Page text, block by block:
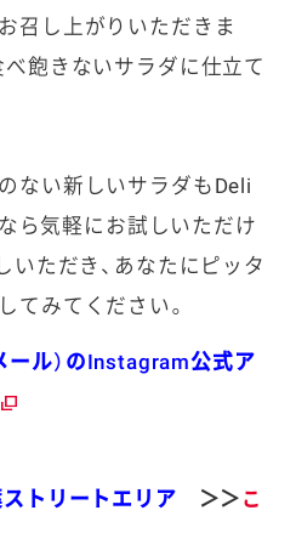
召し上がりいただきま
べ飽きないサラダに仕立て
ない新しいサラダもDeli
ら気軽にお試しいただけ
いただき、あなたにピッタ
てみてください。
ル）のInstagram公式ア
トリートエリア ＞＞ こ